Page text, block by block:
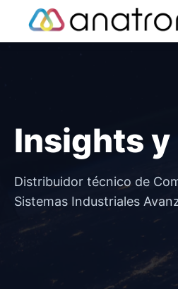
contenido
Componentes
Insights y
Distribuidor técnico de
Sistemas Industriales